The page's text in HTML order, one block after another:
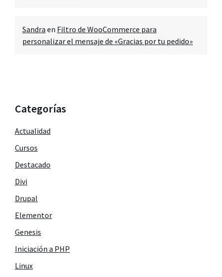
Sandra en Filtro de WooCommerce para
personalizar el mensaje de «Gracias por tu pedido»
Categorías
Actualidad
Cursos
Destacado
Divi
Drupal
Elementor
Genesis
Iniciación a PHP
Linux